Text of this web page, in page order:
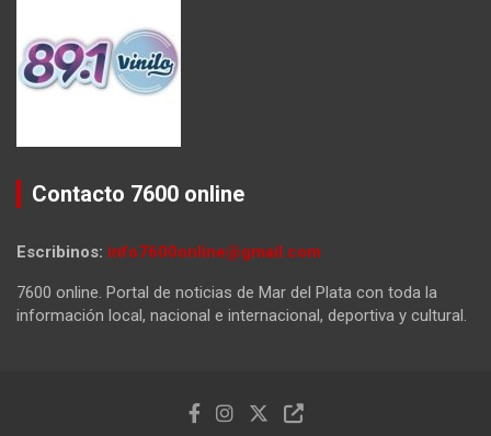
Contacto 7600 online
Escribinos: info7600online@gmail.com
7600 online. Portal de noticias de Mar del Plata con toda la
información local, nacional e internacional, deportiva y cultural.